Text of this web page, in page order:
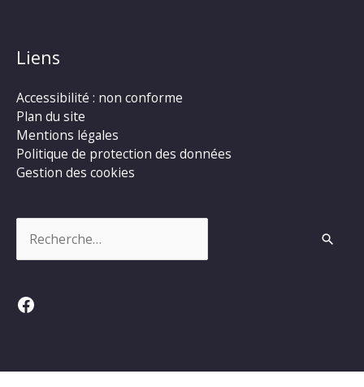
Liens
Accessibilité : non conforme
Plan du site
Mentions légales
Politique de protection des données
Gestion des cookies
Facebook